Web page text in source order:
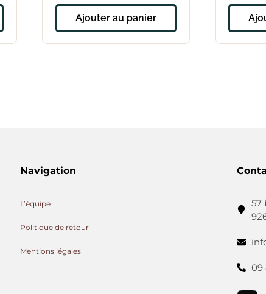
Ajouter au panier
Navigation
L’équipe
Politique de retour
Mentions légales
57
09